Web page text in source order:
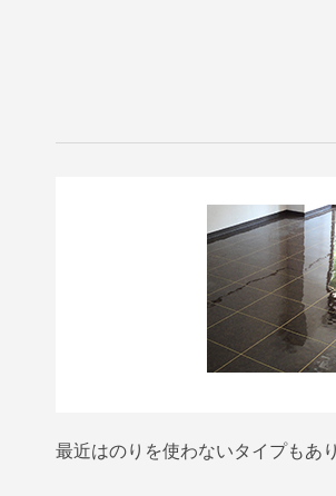
最近はのりを使わないタイプもあ